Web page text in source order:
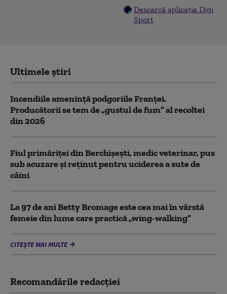
Descarcă aplicația Digi
Sport
Ultimele știri
Incendiile amenință podgoriile Franței.
Producătorii se tem de „gustul de fum” al recoltei
din 2026
Fiul primăriţei din Berchişeşti, medic veterinar, pus
sub acuzare şi reţinut pentru uciderea a sute de
câini
La 97 de ani Betty Bromage este cea mai în vârstă
femeie din lume care practică „wing-walking”
CITEȘTE MAI MULTE
Recomandările redacţiei